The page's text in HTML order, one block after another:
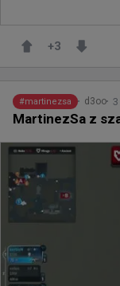
+3
#martinezsa d3oo
MartinezSa z